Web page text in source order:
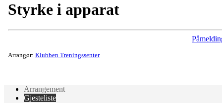
Styrke i apparat
Arrangør: Klubben Treningssenter
Arrangement
Gjesteliste